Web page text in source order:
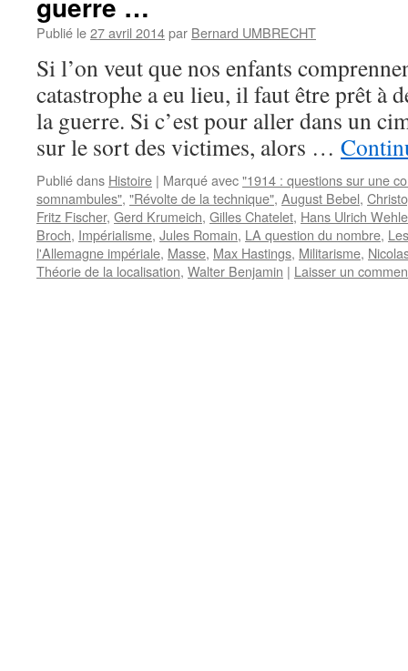
Publié le27 avril 2014par Bernard UMBRECHT
Si l’on veut que nos enfants
catastrophe a eu lieu, il faut être prêt à
la guerre. Si c’est pour aller dans un
sur le sort des victimes, alors …
Publié dans Histoire | Marqué avec"1914 : questions sur une
somnambules", "Révolte de la technique", August Bebel,
Fritz Fischer, Gerd Krumeich, Gilles Chatelet, Hans Ulrich
Broch, Impérialisme, Jules Romain, LA question du nombre,
l'Allemagne impériale, Masse, Max Hastings, Militarisme,
Théorie de la localisation, Walter Benjamin | Laisser un